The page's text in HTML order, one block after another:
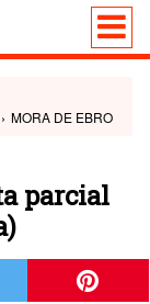
› MORA DE EBRO
parcial